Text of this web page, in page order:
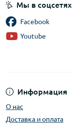
Информация
О нас
Доставка и оплата
Мы в соцсетях
Facebook
Youtube